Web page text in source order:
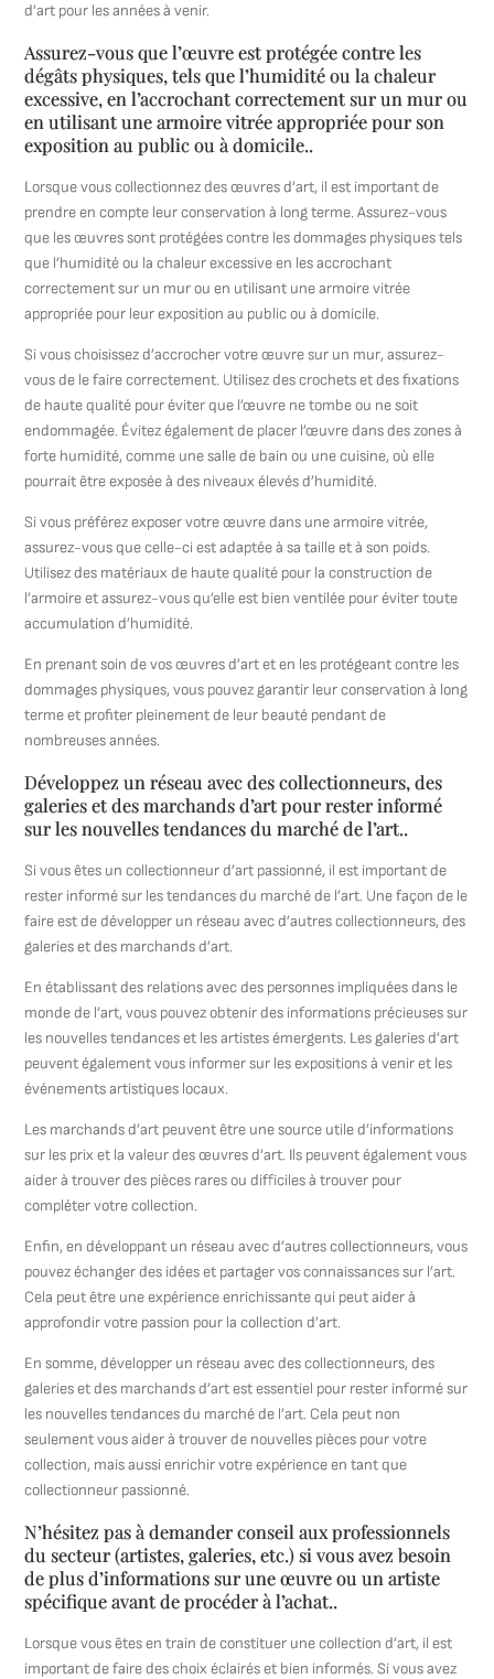
d’art pour les années à venir.
Assurez-vous que l’œuvre est protégée contre les
dégâts physiques, tels que l’humidité ou la chaleur
excessive, en l’accrochant correctement sur un mur ou
en utilisant une armoire vitrée appropriée pour son
exposition au public ou à domicile..
Lorsque vous collectionnez des œuvres d’art, il est important de
prendre en compte leur conservation à long terme. Assurez-vous
que les œuvres sont protégées contre les dommages physiques tels
que l’humidité ou la chaleur excessive en les accrochant
correctement sur un mur ou en utilisant une armoire vitrée
appropriée pour leur exposition au public ou à domicile.
Si vous choisissez d’accrocher votre œuvre sur un mur, assurez-
vous de le faire correctement. Utilisez des crochets et des fixations
de haute qualité pour éviter que l’œuvre ne tombe ou ne soit
endommagée. Évitez également de placer l’œuvre dans des zones à
forte humidité, comme une salle de bain ou une cuisine, où elle
pourrait être exposée à des niveaux élevés d’humidité.
Si vous préférez exposer votre œuvre dans une armoire vitrée,
assurez-vous que celle-ci est adaptée à sa taille et à son poids.
Utilisez des matériaux de haute qualité pour la construction de
l’armoire et assurez-vous qu’elle est bien ventilée pour éviter toute
accumulation d’humidité.
En prenant soin de vos œuvres d’art et en les protégeant contre les
dommages physiques, vous pouvez garantir leur conservation à long
terme et profiter pleinement de leur beauté pendant de
nombreuses années.
Développez un réseau avec des collectionneurs, des
galeries et des marchands d’art pour rester informé
sur les nouvelles tendances du marché de l’art..
Si vous êtes un collectionneur d’art passionné, il est important de
rester informé sur les tendances du marché de l’art. Une façon de le
faire est de développer un réseau avec d’autres collectionneurs, des
galeries et des marchands d’art.
En établissant des relations avec des personnes impliquées dans le
monde de l’art, vous pouvez obtenir des informations précieuses sur
les nouvelles tendances et les artistes émergents. Les galeries d’art
peuvent également vous informer sur les expositions à venir et les
événements artistiques locaux.
Les marchands d’art peuvent être une source utile d’informations
sur les prix et la valeur des œuvres d’art. Ils peuvent également vous
aider à trouver des pièces rares ou difficiles à trouver pour
compléter votre collection.
Enfin, en développant un réseau avec d’autres collectionneurs, vous
pouvez échanger des idées et partager vos connaissances sur l’art.
Cela peut être une expérience enrichissante qui peut aider à
approfondir votre passion pour la collection d’art.
En somme, développer un réseau avec des collectionneurs, des
galeries et des marchands d’art est essentiel pour rester informé sur
les nouvelles tendances du marché de l’art. Cela peut non
seulement vous aider à trouver de nouvelles pièces pour votre
collection, mais aussi enrichir votre expérience en tant que
collectionneur passionné.
N’hésitez pas à demander conseil aux professionnels
du secteur (artistes, galeries, etc.) si vous avez besoin
de plus d’informations sur une œuvre ou un artiste
spécifique avant de procéder à l’achat..
Lorsque vous êtes en train de constituer une collection d’art, il est
important de faire des choix éclairés et bien informés. Si vous avez